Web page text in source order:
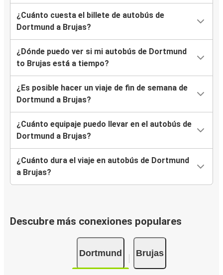
¿Cuánto cuesta el billete de autobús de
Dortmund a Brujas?
¿Dónde puedo ver si mi autobús de Dortmund
to Brujas está a tiempo?
¿Es posible hacer un viaje de fin de semana de
Dortmund a Brujas?
¿Cuánto equipaje puedo llevar en el autobús de
Dortmund a Brujas?
¿Cuánto dura el viaje en autobús de Dortmund
a Brujas?
Descubre más conexiones populares
Dortmund Brujas